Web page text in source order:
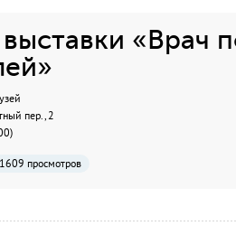
«Врач
пер., 2
1609 просмотров